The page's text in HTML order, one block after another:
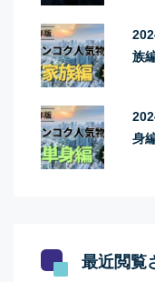
族編
身編
最近閲覧